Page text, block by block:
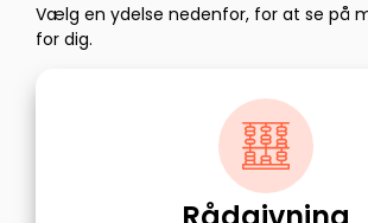
Vælg en ydelse nedenfor, for at se på
for dig.